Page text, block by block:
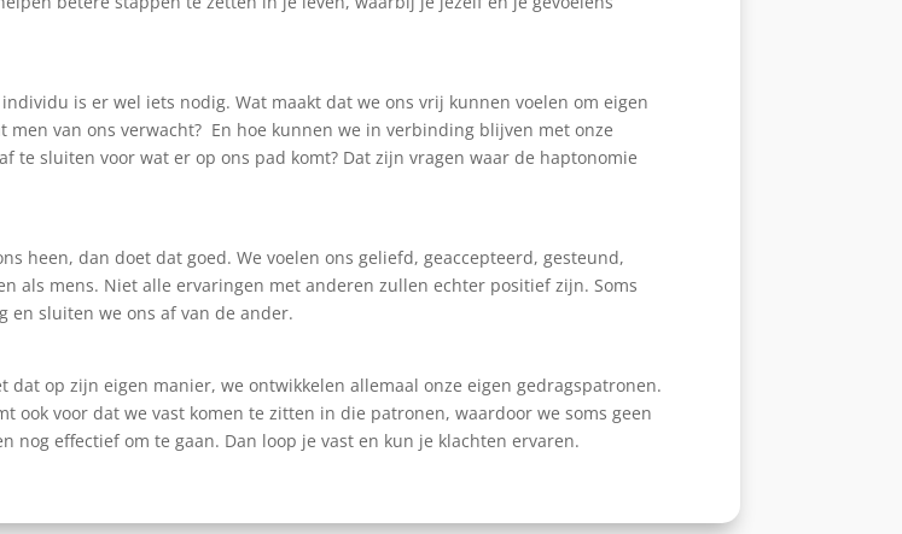
is er wel iets nodig. Wat maakt dat we ons vrij kunnen voelen om eigen
men van ons verwacht? En hoe kunnen we in verbinding blijven met onze
te sluiten voor wat er op ons pad komt? Dat zijn vragen waar de haptonomie
heen, dan doet dat goed. We voelen ons geliefd, geaccepteerd, gesteund,
als mens. Niet alle ervaringen met anderen zullen echter positief zijn. Soms
en sluiten we ons af van de ander.
dat op zijn eigen manier, we ontwikkelen allemaal onze eigen gedragspatronen.
ook voor dat we vast komen te zitten in die patronen, waardoor we soms geen
nog effectief om te gaan. Dan loop je vast en kun je klachten ervaren.